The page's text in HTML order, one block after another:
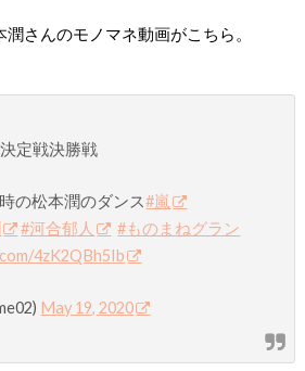
さんのモノマネ動画がこちら。
定戦決勝戦
の松本潤のダンス#嵐
#河合郁人
#ものまねグラン
4zK2QBh5Ib
May 19, 2020